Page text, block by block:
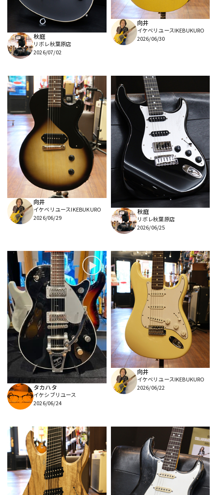
秋庭
リボレ秋葉原店
2026/07/02
向井
イケベリユースIKEBUKURO
2026/06/30
向井
イケベリユースIKEBUKURO
2026/06/29
秋庭
リボレ秋葉原店
2026/06/25
タカハタ
イケシブリユース
2026/06/24
向井
イケベリユースIKEBUKURO
2026/06/22